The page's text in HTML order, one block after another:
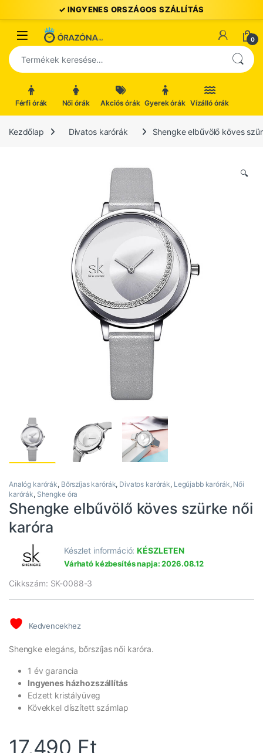
Ugrás a navigációhoz
Ugrás a tartalomhoz
Open 0
Keresés a következőre:
Férfi órák Női órák Akciós órák Gyerek órák Vízálló órák
Kezdőlap Divatos karórák Shengke elbűvölő köves
🔍
Analóg karórák, Bőrszíjas karórák, Divatos karórák, Legújabb karórák, Női
karórák, Shengke óra
Shengke elbűvölő köves szürke női
karóra
Készlet információ:KÉSZLETEN
Várható kézbesítés napja: 2026.08.12
Cikkszám: SK-0088-3
Kedvencekhez
Shengke elegáns, bőrszíjas női karóra.
1 év garancia
Ingyenes házhozszállítás
Edzett kristályüveg
Kövekkel díszített számlap
17,490 Ft